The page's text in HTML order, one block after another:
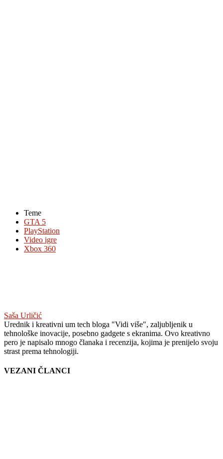
Teme
GTA 5
PlayStation
Video igre
Xbox 360
Saša Urličić
Urednik i kreativni um tech bloga "Vidi više", zaljubljenik u
tehnološke inovacije, posebno gadgete s ekranima. Ovo kreativno
pero je napisalo mnogo članaka i recenzija, kojima je prenijelo svoju
strast prema tehnologiji.
VEZANI ČLANCI